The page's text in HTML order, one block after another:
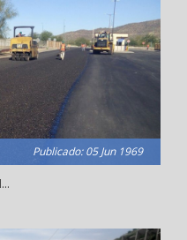
Publicado: 05 Jun 1969